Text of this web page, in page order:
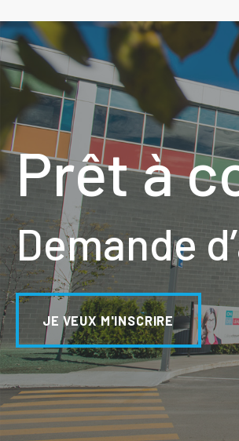
Prêt à
Demande
JE VEUX M'INSCRIRE